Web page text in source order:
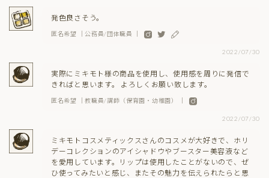
発色良さそう。
匿名希望 ｜公務員/団体職員 ｜
2022/07/30
実際にミキモト様の商品を使用し、使用感を周りに発信で
きればと思います。 よろしくお願い致します。
匿名希望 ｜教職員/講師（保育園・幼稚園） ｜
2022/07/30
ミキモトコスメティックスさんのコスメが大好きで、ホリ
デーコレクションのアイシャドウやブースター美容液など
を愛用しています。リップは使用したことがないので、ぜ
ひ使ってみたいと感じ、またその魅力を伝えられたらと思